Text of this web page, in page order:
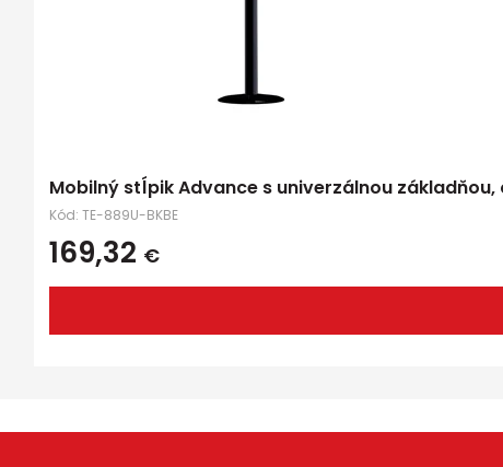
Mobilný stĺpik Advance s univerzálnou
Kód: TE-889U-BKBE
169,32 €